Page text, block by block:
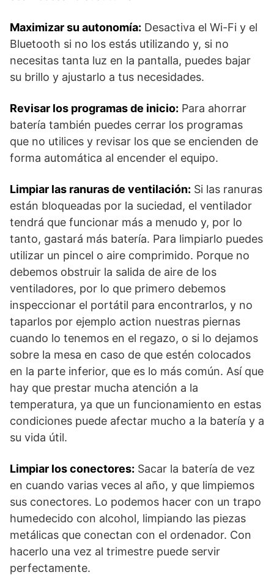
Maximizar su autonomía: Desactiva el Wi-Fi y el
Bluetooth si no los estás utilizando y, si no
necesitas tanta luz en la pantalla, puedes bajar
su brillo y ajustarlo a tus necesidades.
Revisar los programas de inicio: Para ahorrar
batería también puedes cerrar los programas
que no utilices y revisar los que se encienden de
forma automática al encender el equipo.
Limpiar las ranuras de ventilación: Si las ranuras
están bloqueadas por la suciedad, el ventilador
tendrá que funcionar más a menudo y, por lo
tanto, gastará más batería. Para limpiarlo puedes
utilizar un pincel o aire comprimido. Porque no
debemos obstruir la salida de aire de los
ventiladores, por lo que primero debemos
inspeccionar el portátil para encontrarlos, y no
taparlos por ejemplo action nuestras piernas
cuando lo tenemos en el regazo, o si lo dejamos
sobre la mesa en caso de que estén colocados
en la parte inferior, que es lo más común. Así que
hay que prestar mucha atención a la
temperatura, ya que un funcionamiento en estas
condiciones puede afectar mucho a la batería y a
su vida útil.
Limpiar los conectores: Sacar la batería de vez
en cuando varias veces al año, y que limpiemos
sus conectores. Lo podemos hacer con un trapo
humedecido con alcohol, limpiando las piezas
metálicas que conectan con el ordenador. Con
hacerlo una vez al trimestre puede servir
perfectamente.